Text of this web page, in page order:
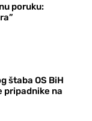
poruku:
štaba OS BiH
pripadnike na